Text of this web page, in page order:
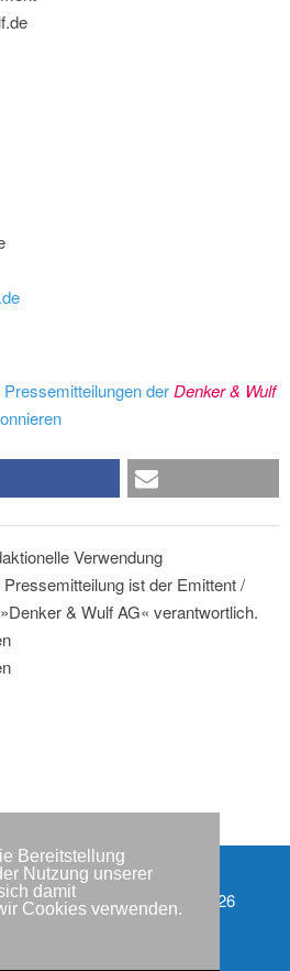
Bereitstellung
Nutzung unserer
damit
Cookies verwenden.
derDenker & Wulf
Verwendung
ist der Emittent /
& Wulf AG« verantwortlich.
Copyright © IWR 2026